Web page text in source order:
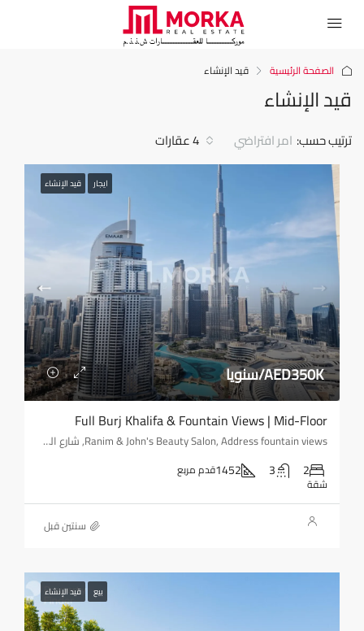
الصفحة الرئيسية قيد الإنشاء
قيد الإنشاء
4 عقارات ترتيب حسب: امر افتراضي
ايجار قيد الإنشاء
AED350K/سنويا
Full Burj Khalifa & Fountain Views | Mid-Floor
Ranim & John's Beauty Salon, Address fountain views, شارع الشيخ محمد بن راشد, وسط مدينة دبي, دبي, 00000, الإمارات العربية المتحدة
2
3
1452قدم مربع
شقة
‏سنتين قبل
بيع قيد الإنشاء